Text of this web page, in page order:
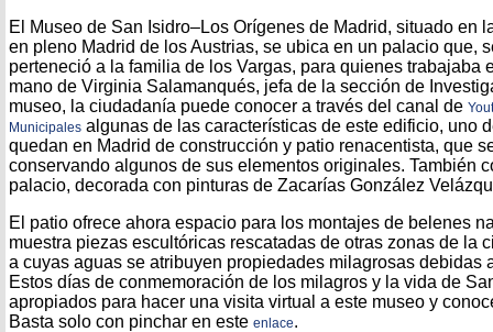
El Museo de San Isidro–Los Orígenes de Madrid, situado en
en pleno Madrid de los Austrias, se ubica en un palacio que,
perteneció a la familia de los Vargas, para quienes trabajaba
mano de Virginia Salamanqués, jefa de la sección de
museo, la ciudadanía puede conocer a través del canal de
Municipales algunas de las características de este edificio, uno
quedan en Madrid de construcción y patio renacentista, que
conservando algunos de sus elementos originales. También
palacio, decorada con pinturas de Zacarías González
El patio ofrece ahora espacio para los montajes de belenes
muestra piezas escultóricas rescatadas de otras zonas de la
a cuyas aguas se atribuyen propiedades milagrosas debidas
Estos días de conmemoración de los milagros y la vida de
apropiados para hacer una visita virtual a este museo y
Basta solo con pinchar en este enlace.